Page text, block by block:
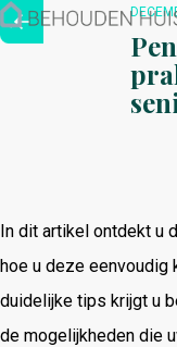
Hoe werkt
Over ons
Nieuwsbrief
In dit artikel ontdekt u
hoe u deze eenvoudig
duidelijke tips krijgt u
de mogelijkheden die